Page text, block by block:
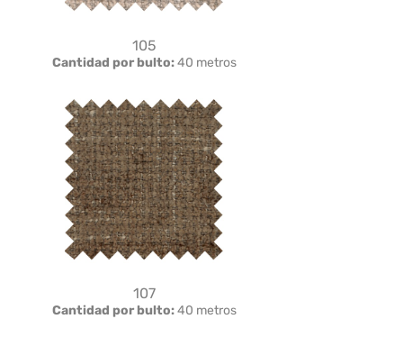
105
Cantidad por bulto:40 metros
107
Cantidad por bulto:40 metros